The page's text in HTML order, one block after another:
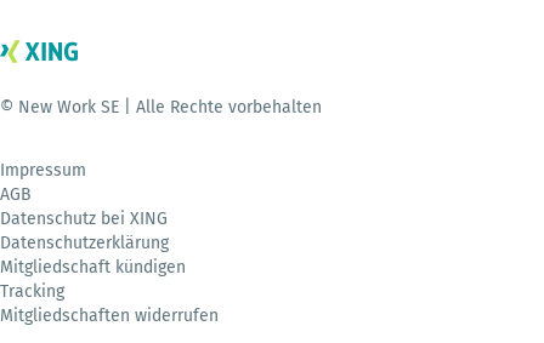
© New Work SE | Alle Rechte vorbehalten
Impressum
AGB
Datenschutz bei XING
Datenschutzerklärung
Mitgliedschaft kündigen
Tracking
Mitgliedschaften widerrufen